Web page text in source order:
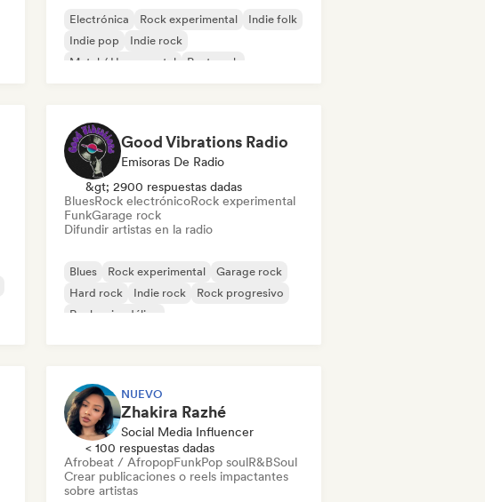
Electrónica Rock experimental
Indie folk
Indie pop
Indie rock
Metal / Heavy metal
Post punk
Good Vibrations Radio
Emisoras De Radio
&gt; 2900 respuestas dadas
BluesRock electrónicoRock experimental
FunkGarage rock
Difundir artistas en la radio
Blues Rock experimental
Garage rock
Hard rock
Indie rock
Rock progresivo
Rock psicodélico
NUEVO
Zhakira Razhé
Social Media Influencer
< 100 respuestas dadas
Afrobeat / AfropopFunkPop soulR&BSoul
Crear publicaciones o reels impactantes
sobre artistas